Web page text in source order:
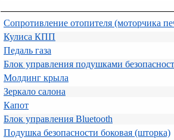
Сопротивление отопителя (моторчика
Кулиса КПП
Педаль газа
Блок управления подушками
Молдинг крыла
Зеркало салона
Капот
Блок управления Bluetooth
Подушка безопасности боковая (шторка)